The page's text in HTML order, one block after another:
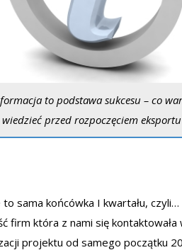
to podstawa sukcesu – co
wiedzieć przed rozpoczęciem eksportu
sama końcówka I kwartału, czyli…
firm która z nami się kontaktowała
projektu od samego początku